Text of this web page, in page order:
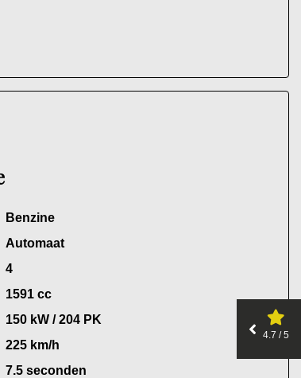
Benzine
Automaat
4
1591 cc
150 kW / 204 PK
225 km/h
7.5 seconden
4.7 / 5